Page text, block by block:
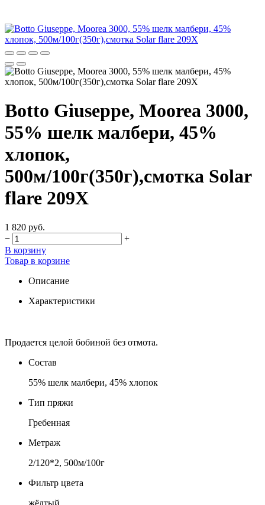
Botto Giuseppe, Moorea 3000,
55% шелк малбери, 45%
хлопок,
500м/100г(350г),смотка Solar
flare 209X
1 820 руб.
−
+
В корзину
Товар в корзине
Описание
Характеристики
Продается целой бобиной без отмота.
Состав
55% шелк малбери, 45% хлопок
Тип пряжи
Гребенная
Метраж
2/120*2, 500м/100г
Фильтр цвета
жёлтый